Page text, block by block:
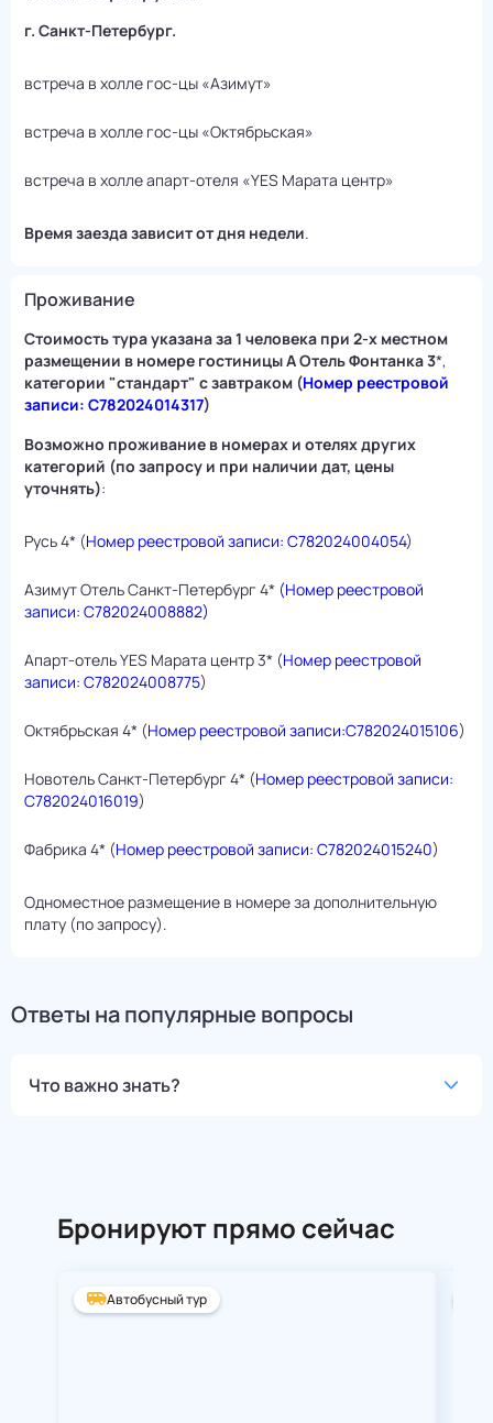
г. Санкт-Петербург.
встреча в холле гос-цы «Азимут»
встреча в холле гос-цы «Октябрьская»
встреча в холле апарт-отеля «YES Марата центр»
Время заезда зависит от дня недели.
Проживание
Стоимость тура указана за 1 человека при 2-х местном
размещении в номере гостиницы А Отель Фонтанка 3*,
категории "стандарт" с завтраком (Номер реестровой
записи: С782024014317)
Возможно проживание в номерах и отелях других
категорий (по запросу и при наличии дат, цены
уточнять):
Русь 4* (Номер реестровой записи: С782024004054)
Азимут Отель Санкт-Петербург 4* (Номер реестровой
записи: С782024008882)
Апарт-отель YES Марата центр 3* (Номер реестровой
записи: С782024008775)
Октябрьская 4* (Номер реестровой записи:С782024015106)
Новотель Санкт-Петербург 4* (Номер реестровой записи:
С782024016019)
Фабрика 4* (Номер реестровой записи: С782024015240)
Одноместное размещение в номере за дополнительную
плату (по запросу).
Ответы на популярные вопросы
Что важно знать?
Бронируют прямо сейчас
Автобусный тур